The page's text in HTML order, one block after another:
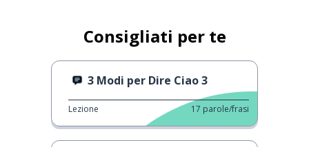
Consigliati per te
3 Modi per Dire Ciao 3
Lezione 17 parole/frasi